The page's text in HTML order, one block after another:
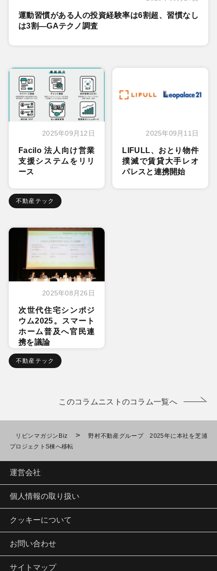
運動習慣がある人の投資経験率は6割超、習慣なし
は3割―GAテクノ調査
2025年09月12日
Facilo 法人向け営業
支援システムをリリ
ース
不動産テック
2025年09月11日
LIFULL、おとり物件
撲滅で賃貸大手レオ
パレスと連携開始
2025年08月26日
次世代住宅シンポジ
ウム2025。スマート
ホーム普及へ官民連
携を議論
不動産テック
このコラムニストのコラム一覧へ
リビンマガジンBiz >
野村不動産グループ 2025年に本社を芝浦
プロジェクトS棟へ移転
運営会社
個人情報の取り扱い
クッキーについて
お問い合わせ
サイトマップ